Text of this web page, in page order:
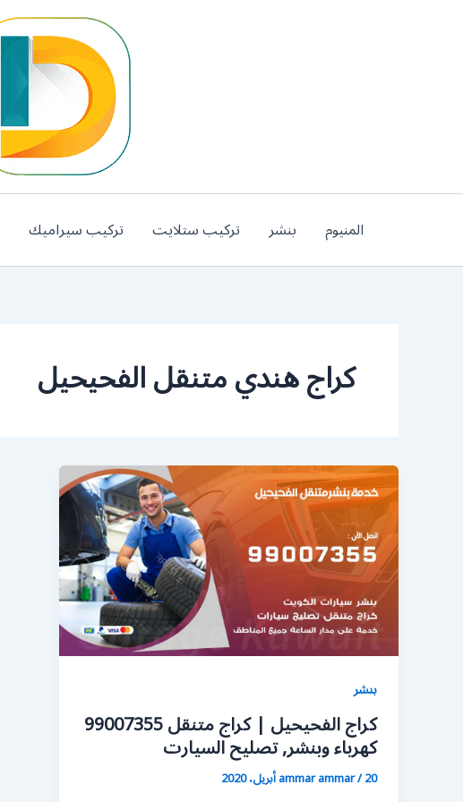
المنيوم بنشر تركيب ستلايت تركيب سيراميك
كراج هندي متنقل الفحيحيل
بنشر
كراج الفحيحيل | كراج متنقل 99007355
كهرباء وبنشر, تصليح السيارت
ammar ammar/20 أبريل، 2020